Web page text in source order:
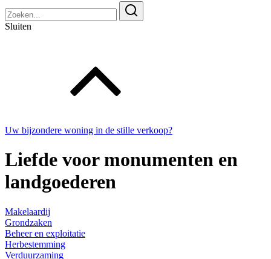
naar:
Sluiten
Uw bijzondere woning in de stille verkoop?
Liefde voor monumenten en
landgoederen
Makelaardij
Grondzaken
Beheer en exploitatie
Herbestemming
Verduurzaming